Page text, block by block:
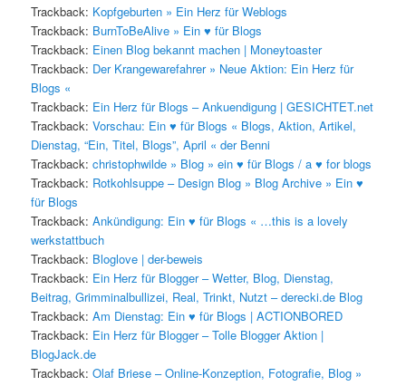
Trackback: Kopfgeburten » Ein Herz für Weblogs
Trackback: BurnToBeAlive » Ein ♥ für Blogs
Trackback: Einen Blog bekannt machen | Moneytoaster
Trackback: Der Krangewarefahrer » Neue Aktion: Ein Herz für
Blogs «
Trackback: Ein Herz für Blogs – Ankuendigung | GESICHTET.net
Trackback:Vorschau: Ein ♥ für Blogs « Blogs, Aktion, Artikel,
Dienstag, “Ein, Titel, Blogs”, April « der Benni
Trackback:christophwilde » Blog » ein ♥ für Blogs / a ♥ for blogs
Trackback: Rotkohlsuppe – Design Blog » Blog Archive » Ein ♥
für Blogs
Trackback:Ankündigung: Ein ♥ für Blogs « …this is a lovely
werkstattbuch
Trackback: Bloglove | der-beweis
Trackback: Ein Herz für Blogger – Wetter, Blog, Dienstag,
Beitrag, Grimminalbullizei, Real, Trinkt, Nutzt – derecki.de Blog
Trackback:Am Dienstag: Ein ♥ für Blogs | ACTIONBORED
Trackback: Ein Herz für Blogger – Tolle Blogger Aktion |
BlogJack.de
Trackback:Olaf Briese – Online-Konzeption, Fotografie, Blog »